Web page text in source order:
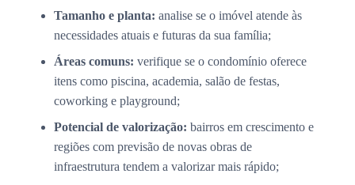
Tamanho e planta: analise se o imóvel atende às
necessidades atuais e futuras da sua família;
Áreas comuns: verifique se o condomínio oferece
itens como piscina, academia, salão de festas,
coworking e playground;
Potencial de valorização: bairros em crescimento e
regiões com previsão de novas obras de
infraestrutura tendem a valorizar mais rápido;